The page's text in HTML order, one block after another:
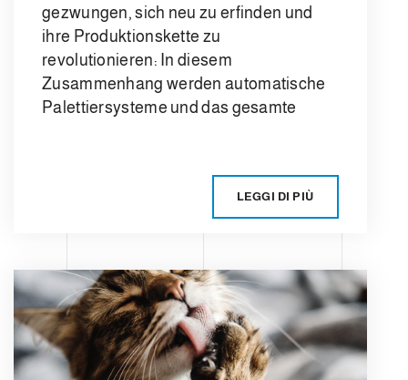
gezwungen, sich neu zu erfinden und
ihre Produktionskette zu
revolutionieren: In diesem
Zusammenhang werden automatische
Palettiersysteme und das gesamte
LEGGI DI PIÙ